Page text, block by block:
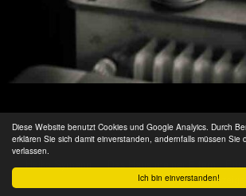
Ich bin einverstanden!
Diese Website benutzt Cookies und Google Analyics. Durch
erklären Sie sich damit einverstanden, andernfalls müssen Sie
verlassen.
Heiko Symann/Das Haus meiner Eltern -
28Bildunterschrift anzeigen